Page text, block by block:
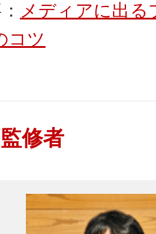
メディアに出
コツ
修者